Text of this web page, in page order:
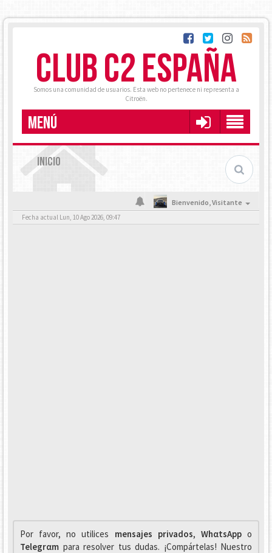
CLUB C2 ESPAÑA
Somos una comunidad de usuarios. Esta web no pertenece ni representa a
Citroën.
MENÚ
INICIO
Bienvenido,Visitante
Fecha actual Lun, 10 Ago 2026, 09:47
Por favor, no utilices mensajes privados, WhαtsAppo
Telegrαm para resolver tus dudas. ¡Compártelas! Nuestro